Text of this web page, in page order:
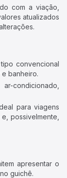
com a viação,
atualizados
convencional
banheiro.
condicionado,
para viagens
possivelmente,
apresentar o
guichê.